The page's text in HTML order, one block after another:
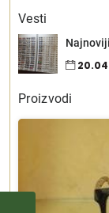
Vesti
Proizvodi